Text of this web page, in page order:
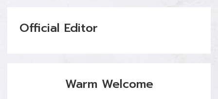
Official Editor
Warm Welcome